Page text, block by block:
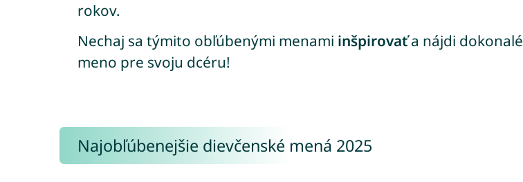
rokov.
Nechaj sa týmito obľúbenými menami inšpirovaťa nájdi dokonalé
meno pre svoju dcéru!
Najobľúbenejšie dievčenské mená 2025